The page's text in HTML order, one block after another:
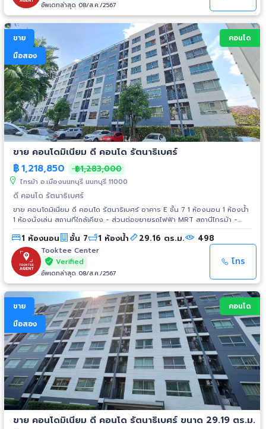
อัพเดทล่าสุด 08/ส.ค./2567
ขาย
มือสอง
คอนโด
ขาย คอนโดมิเนียม ดี คอนโด รัตนาธิเบศร์
฿1,218,850 ฿1,283,000
ไทรม้า อ.เมืองนนทบุรี นนทบุรี 11000
ดี คอนโด รัตนาธิเบศร์
ขาย คอนโดมิเนียม ดี คอนโด รัตนาธิเบศร์ อาคาร E ชั้น 7 1 ห้องนอน 1 ห้องน้ำ
1 ห้องนั่งเล่น สถานที่ใกล้เคียง - ส่วนต่อขยายรถไฟฟ้า MRT สถานีไทรม้า -
สะพานพระนั่งเกล้า - ห้างสรรพสินค้าเซ็นทรัล ทาวน์ - ห้างสรรพสินค้า เอสพลา
นาด1 ห้องนอน ชั้น 7 1 ห้องน้ำ 29.16 ตร.ม. 498
Tooktee Center
Verified
อัพเดทล่าสุด 08/ส.ค./2567
โทร
ขาย
มือสอง
คอนโด
ขาย คอนโดมิเนียม ดี คอนโด รัตนาธิเบศร์ ขนาด 29.19 ตร.ม.